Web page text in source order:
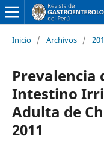
Inicio / Archivos /
Prevalencia
Intestino
Adulta de
2011